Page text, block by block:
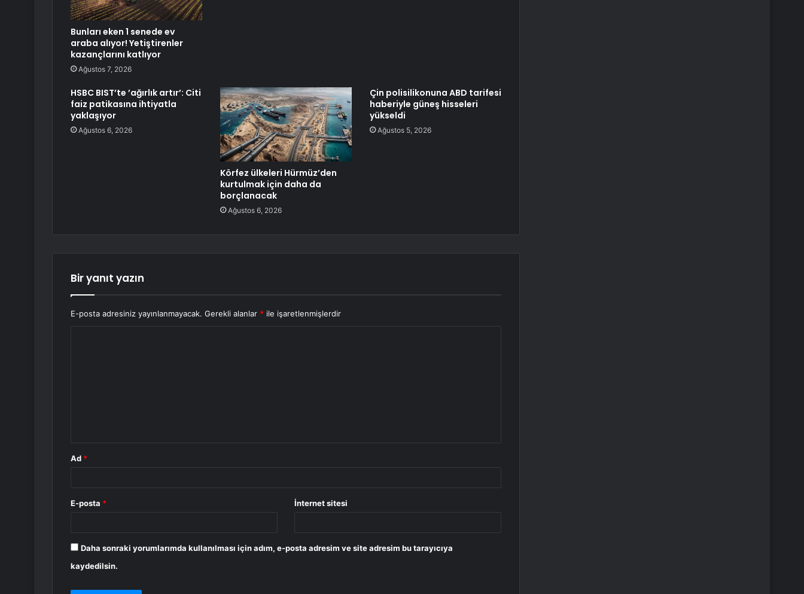
Bunları eken 1 senede ev
araba alıyor! Yetiştirenler
kazançlarını katlıyor
Ağustos 7, 2026
HSBC BIST’te ’ağırlık artır’: Citi
faiz patikasına ihtiyatla
yaklaşıyor
Ağustos 6, 2026
Körfez ülkeleri Hürmüz’den
kurtulmak için daha da
borçlanacak
Ağustos 6, 2026
Çin polisilikonuna ABD tarifesi
haberiyle güneş hisseleri
yükseldi
Ağustos 5, 2026
Bir yanıt yazın
E-posta adresiniz yayınlanmayacak. Gerekli alanlar * ile işaretlenmişlerdir
Ad *
E-posta * İnternet sitesi
Daha sonraki yorumlarımda kullanılması için adım, e-posta adresim ve site adresim bu tarayıcıya
kaydedilsin.